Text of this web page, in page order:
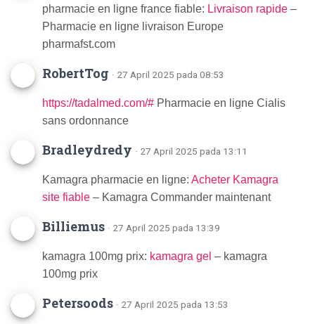
pharmacie en ligne france fiable: Livraison rapide –
Pharmacie en ligne livraison Europe
pharmafst.com
RobertTog · 27 April 2025 pada 08:53
https://tadalmed.com/# Pharmacie en ligne Cialis
sans ordonnance
Bradleydredy · 27 April 2025 pada 13:11
Kamagra pharmacie en ligne: Acheter Kamagra
site fiable – Kamagra Commander maintenant
Billiemus · 27 April 2025 pada 13:39
kamagra 100mg prix: kamagra gel – kamagra
100mg prix
Petersoods · 27 April 2025 pada 13:53